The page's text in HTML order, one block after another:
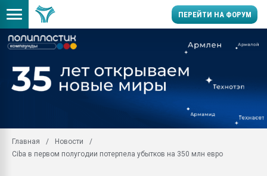
ПЕРЕЙТИ НА ФОРУМ
производство SPC
заводу пластмасс"
Главная
Новости
Ciba в первом полугодии потерпела убытков на 350 млн евро